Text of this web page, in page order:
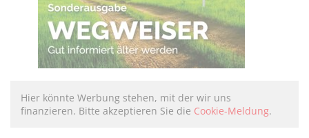
Hier könnte Werbung stehen, mit der wir uns
finanzieren. Bitte akzeptieren Sie die Cookie-Meldung.